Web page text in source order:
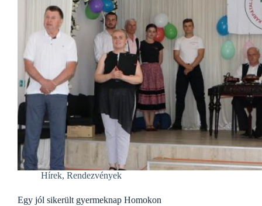
Hírek, Rendezvények
Egy jól sikerült gyermeknap Homokon